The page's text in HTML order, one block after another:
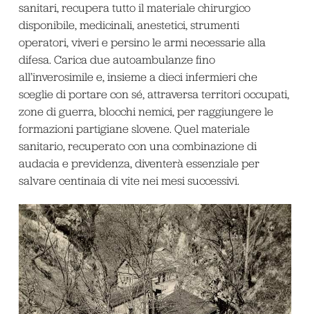
sanitari, recupera tutto il materiale chirurgico
disponibile, medicinali, anestetici, strumenti
operatori, viveri e persino le armi necessarie alla
difesa. Carica due autoambulanze fino
all’inverosimile e, insieme a dieci infermieri che
sceglie di portare con sé, attraversa territori occupati,
zone di guerra, blocchi nemici, per raggiungere le
formazioni partigiane slovene. Quel materiale
sanitario, recuperato con una combinazione di
audacia e previdenza, diventerà essenziale per
salvare centinaia di vite nei mesi successivi.